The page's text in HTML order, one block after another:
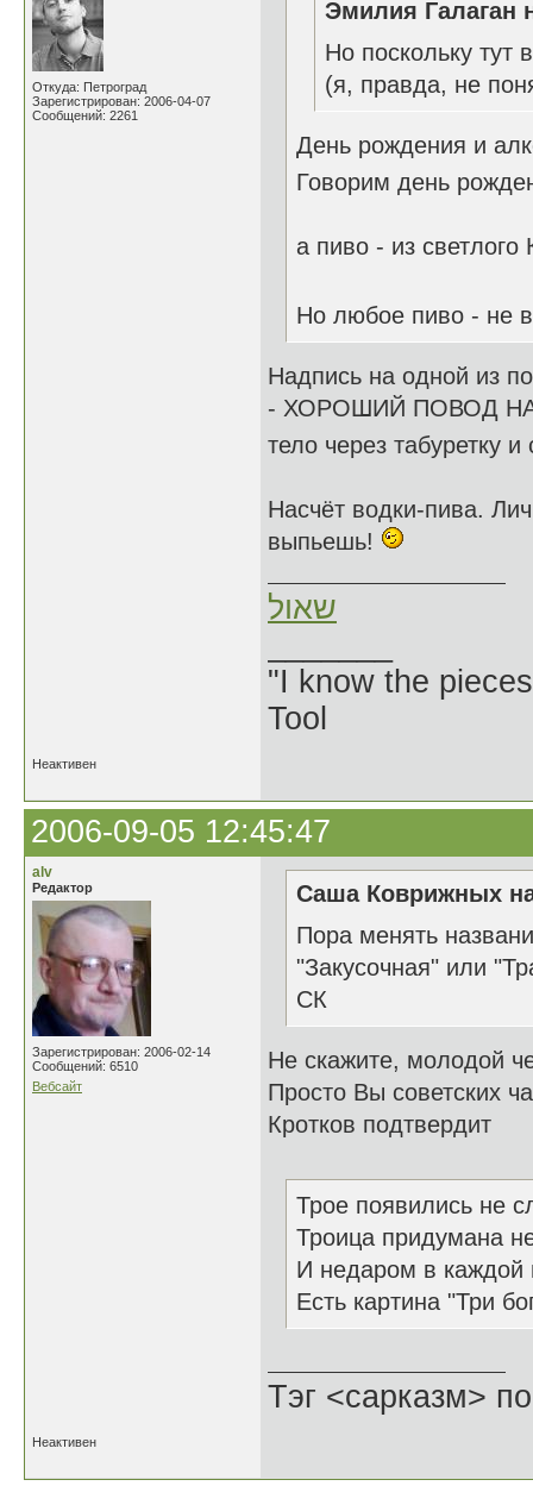
Откуда: Петроград
Зарегистрирован: 2006-04-07
Сообщений: 2261
Эмилия Галаган
Но поскольку тут
(я, правда, не
День рождения и
Говорим день
а пиво - из
Но любое пиво - не
Надпись на одной из
- ХОРОШИЙ ПОВОД
тело через табуретку
Насчёт водки-пива.
выпьешь!
שאול
"I know the
Tool
Неактивен
2006-09-05 12:45:47
alv
Редактор
Зарегистрирован: 2006-02-14
Сообщений: 6510
Вебсайт
Саша Коврижных
Пора менять
"Закусочная" или
СК
Не скажите, молодой
Просто Вы советских
Кротков подтвердит
Трое появились не
Троица придумана
И недаром в каждой
Есть картина "Три
Тэг <сарказм>
Неактивен